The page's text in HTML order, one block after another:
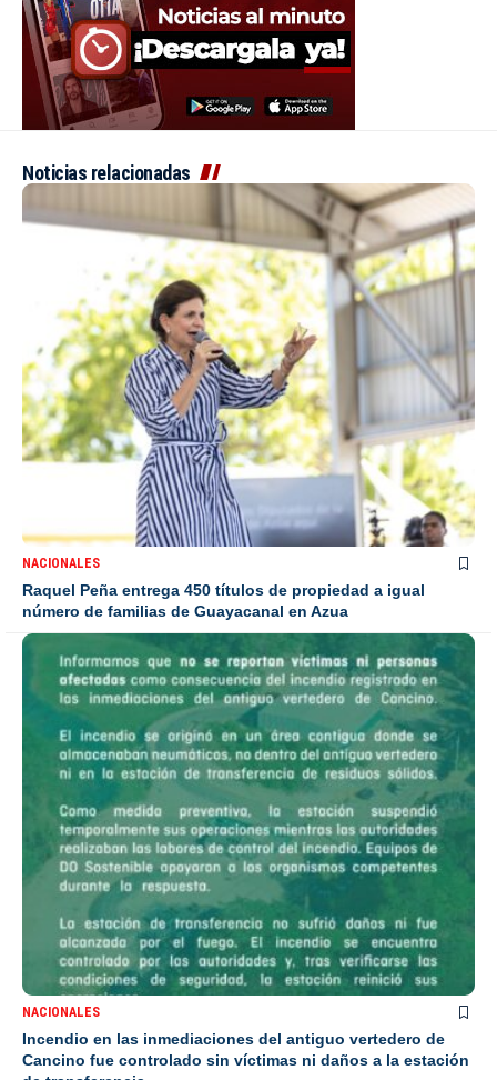
Noticias relacionadas
NACIONALES
Raquel Peña entrega 450 títulos de propiedad a igual
número de familias de Guayacanal en Azua
NACIONALES
Incendio en las inmediaciones del antiguo vertedero de
Cancino fue controlado sin víctimas ni daños a la estación